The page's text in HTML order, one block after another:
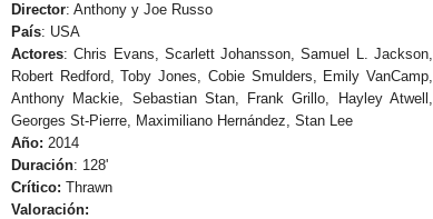
Director: Anthony y Joe Russo
País: USA
Actores: Chris Evans, Scarlett Johansson, Samuel L. Jackson,
Robert Redford, Toby Jones, Cobie Smulders, Emily VanCamp,
Anthony Mackie, Sebastian Stan, Frank Grillo, Hayley Atwell,
Georges St-Pierre, Maximiliano Hernández, Stan Lee
Año: 2014
Duración: 128'
Crítico: Thrawn
Valoración: